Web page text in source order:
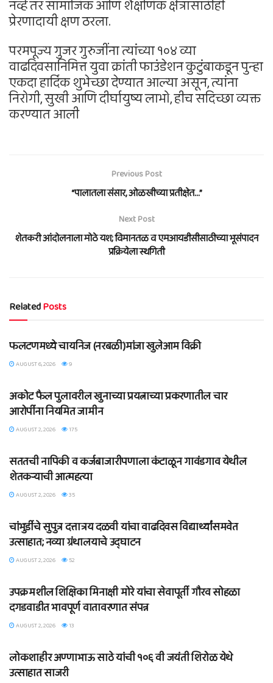
नव्हे तर सामाजिक आणि शैक्षणिक क्षेत्रासाठीही
प्रेरणादायी क्षण ठरला.
परमपूज्य गुजर गुरुजींना त्यांच्या १०४ व्या
वाढदिवसानिमित्त युवा क्रांती फाउंडेशन कुटुंबाकडून पुन्हा
एकदा हार्दिक शुभेच्छा देण्यात आल्या असून, त्यांना
निरोगी, सुखी आणि दीर्घायुष्य लाभो, हीच सदिच्छा व्यक्त
करण्यात आली
Previous Post
“पालातला संसार, ओळखीच्या प्रतीक्षेत…”
Next Post
शेतकरी आंदोलनाला मोठे यश; विमानतळ व एमआयडीसीसाठीच्या भूसंपादन
प्रक्रियेला स्थगिती
RelatedPosts
BLOG
फलटणमध्ये चायनिज (नरबळी)मांजा खुलेआम विक्री
AUGUST 6, 2026 9
अकोट फैल पुलावरील खुनाच्या प्रयत्नाच्या प्रकरणातील चार
आरोपींना नियमित जामीन
AUGUST 2, 2026 175
सततची नापिकी व कर्जबाजारीपणाला कंटाळून गावंडगाव येथील
शेतकऱ्याची आत्महत्या
AUGUST 2, 2026 35
चांभुर्डीचे सुपुत्र दत्तात्रय दळवी यांचा वाढदिवस विद्यार्थ्यांसमवेत
उत्साहात; नव्या ग्रंथालयाचे उद्घाटन
AUGUST 2, 2026 52
उपक्रमशील शिक्षिका मिनाक्षी मोरे यांचा सेवापूर्ती गौरव सोहळा
दगडवाडीत भावपूर्ण वातावरणात संपन्न
AUGUST 2, 2026 13
लोकशाहीर अण्णाभाऊ साठे यांची १०६ वी जयंती शिरोळ येथे
उत्साहात साजरी